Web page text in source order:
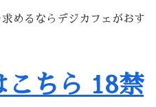
めるならデジカフェがおす
こちら 18禁